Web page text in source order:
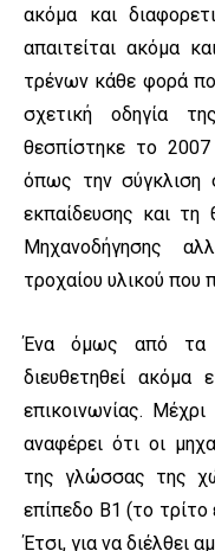
ακόμα και
απαιτείται ακόμα
τρένων κάθε φορά
σχετική οδηγία
θεσπίστηκε το 2007
όπως την σύγκλιση
εκπαίδευσης και τη
Μηχανοδήγησης
τροχαίου υλικού που
Ένα όμως από τα
διευθετηθεί ακόμα
επικοινωνίας.
αναφέρει ότι οι
της γλώσσας της
επίπεδο B1 (το
Έτσι, για να διέλθει